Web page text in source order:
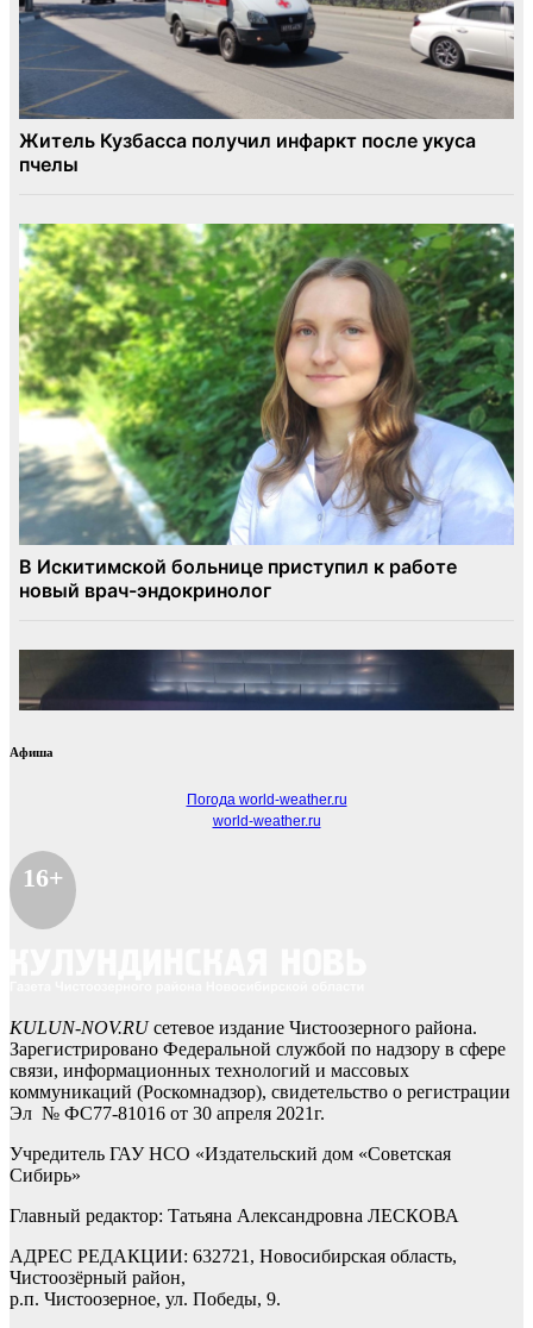
Афиша
Погода world-weather.ru
world-weather.ru
16+
KULUN-NOV.RUсетевое издание Чистоозерного района.
Зарегистрировано Федеральной службой по надзору в сфере
связи, информационных технологий и массовых
коммуникаций (Роскомнадзор), свидетельство о регистрации
Эл № ФС77-81016 от 30 апреля 2021г.
Учредитель ГАУ НСО «Издательский дом «Советская
Сибирь»
Главный редактор: Татьяна Александровна ЛЕСКОВА
АДРЕС РЕДАКЦИИ: 632721, Новосибирская область,
Чистоозёрный район,
р.п. Чистоозерное, ул. Победы, 9.